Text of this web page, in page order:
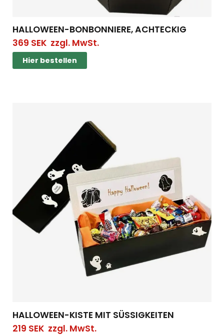
HALLOWEEN-BONBONNIERE, ACHTECKIG
369 SEKzzgl. MwSt.
Hier bestellen
HALLOWEEN-KISTE MIT SÜSSIGKEITEN
219 SEKzzgl. MwSt.